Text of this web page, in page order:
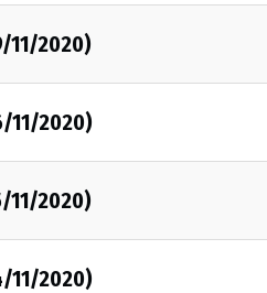
11/2020)
11/2020)
11/2020)
11/2020)